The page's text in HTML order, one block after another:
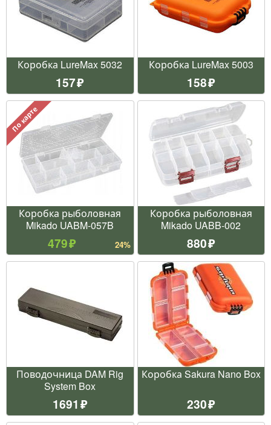
Коробка LureMax 5032
157
Коробка LureMax 5003
158
По карте
Коробка рыболовная
Mikado UABM-057B
479 24%
Коробка рыболовная
Mikado UABB-002
880
Поводочница DAM Rig
System Box
1691
Коробка Sakura Nano Box
230